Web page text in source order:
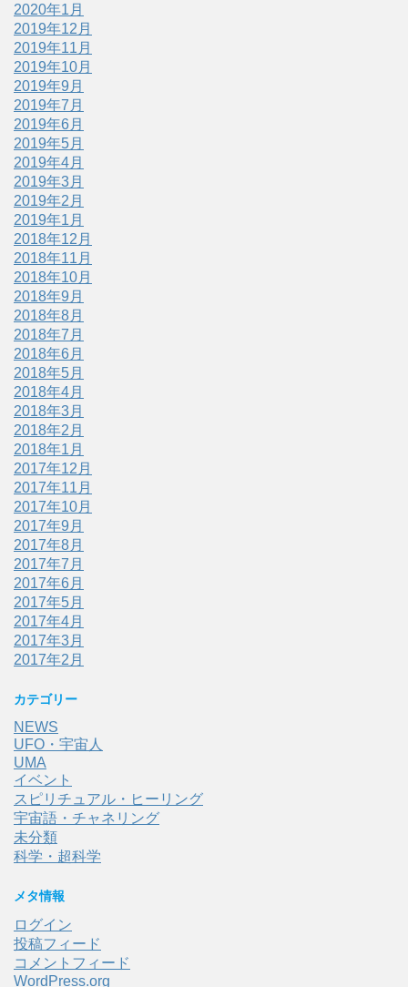
2020年1月
2019年12月
2019年11月
2019年10月
2019年9月
2019年7月
2019年6月
2019年5月
2019年4月
2019年3月
2019年2月
2019年1月
2018年12月
2018年11月
2018年10月
2018年9月
2018年8月
2018年7月
2018年6月
2018年5月
2018年4月
2018年3月
2018年2月
2018年1月
2017年12月
2017年11月
2017年10月
2017年9月
2017年8月
2017年7月
2017年6月
2017年5月
2017年4月
2017年3月
2017年2月
カテゴリー
NEWS
UFO・宇宙人
UMA
イベント
スピリチュアル・ヒーリング
宇宙語・チャネリング
未分類
科学・超科学
メタ情報
ログイン
投稿フィード
コメントフィード
WordPress.org